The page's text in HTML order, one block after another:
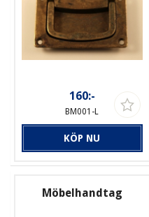
160:-
BM001-L
KÖP NU
Möbelhandtag